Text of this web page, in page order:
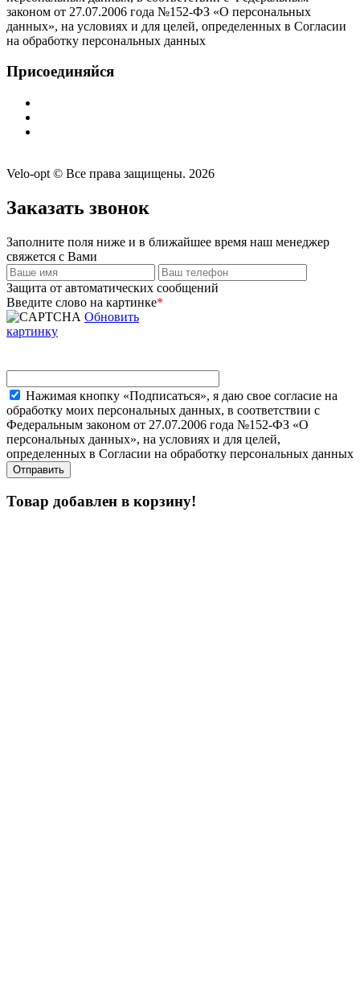
законом от 27.07.2006 года №152-ФЗ «О персональных
данных», на условиях и для целей, определенных в Согласии
на обработку персональных данных
Присоединяйся
Velo-opt © Все права защищены. 2026
Заказать звонок
Заполните поля ниже и в ближайшее время наш менеджер
свяжется с Вами
Защита от автоматических сообщений
Введите слово на картинке*
Обновить
картинку
Нажимая кнопку «Подписаться», я даю свое согласие на
обработку моих персональных данных, в соответствии с
Федеральным законом от 27.07.2006 года №152-ФЗ «О
персональных данных», на условиях и для целей,
определенных в Согласии на обработку персональных данных
Товар добавлен в корзину!